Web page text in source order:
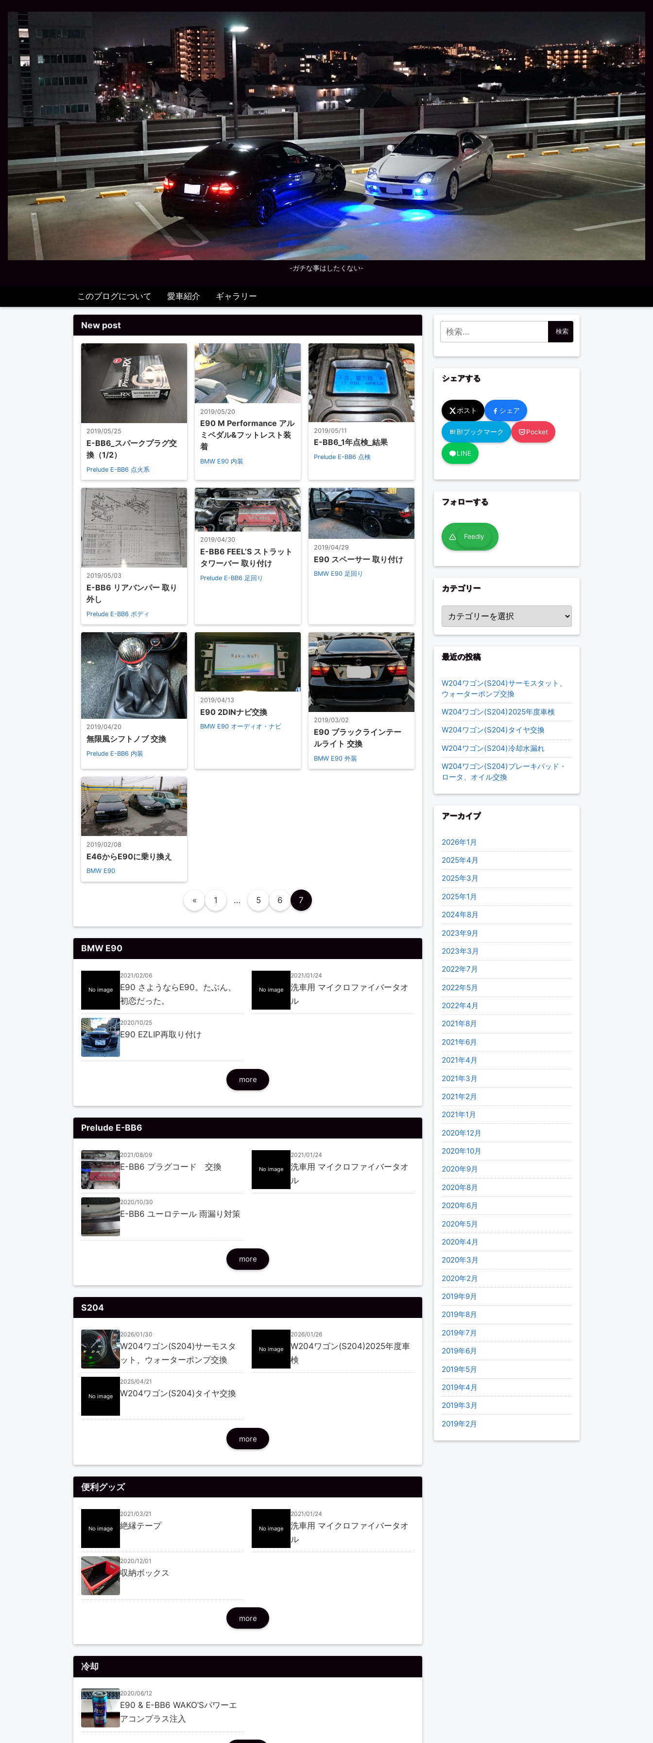
-ガチな事はしたくない-
このブログについて 愛車紹介 ギャラリー
New post
2019/05/25
E-BB6_スパークプラグ交
換（1/2）
Prelude E-BB6 点火系
2019/05/20
E90 M Performance アル
ミペダル&フットレスト装
着
BMW E90 内装
2019/05/11
E-BB6_1年点検_結果
Prelude E-BB6 点検
2019/05/03
E-BB6 リアバンパー 取り
外し
Prelude E-BB6 ボディ
2019/04/30
E-BB6 FEEL’S ストラット
タワーバー 取り付け
Prelude E-BB6 足回り
2019/04/29
E90 スペーサー 取り付け
BMW E90 足回り
2019/04/20
無限風シフトノブ 交換
Prelude E-BB6 内装
2019/04/13
E90 2DINナビ交換
BMW E90 オーディオ・ナビ
2019/03/02
E90 ブラックラインテー
ルライト 交換
BMW E90 外装
2019/02/08
E46からE90に乗り換え
BMW E90
« 1 … 5 6 7
BMW E90
No image
2021/02/06
E90 さようならE90。たぶん、
初恋だった。
No image
2021/01/24
洗車用 マイクロファイバータオ
ル
2020/10/25
E90 EZLIP再取り付け
more
Prelude E-BB6
2021/08/09
E-BB6 プラグコード 交換 No image
2021/01/24
洗車用 マイクロファイバータオ
ル
2020/10/30
E-BB6 ユーロテール 雨漏り対策
more
S204
2026/01/30
W204ワゴン(S204)サーモスタ
ット、ウォーターポンプ交換
No image
2026/01/26
W204ワゴン(S204)2025年度車
検
No image
2025/04/21
W204ワゴン(S204)タイヤ交換
more
便利グッズ
No image
2021/03/21
絶縁テープ No image
2021/01/24
洗車用 マイクロファイバータオ
ル
2020/12/01
収納ボックス
more
冷却
2020/06/12
E90 & E-BB6 WAKO’Sパワーエ
アコンプラス注入
検索:
シェアする
ポスト シェア
B! B!ブックマーク Pocket
LINE
フォローする
Feedly
カテゴリー
カテゴリー
最近の投稿
W204ワゴン(S204)サーモスタット、
ウォーターポンプ交換
W204ワゴン(S204)2025年度車検
W204ワゴン(S204)タイヤ交換
W204ワゴン(S204)冷却水漏れ
W204ワゴン(S204)ブレーキパッド・
ロータ、オイル交換
アーカイブ
2026年1月
2025年4月
2025年3月
2025年1月
2024年8月
2023年9月
2023年3月
2022年7月
2022年5月
2022年4月
2021年8月
2021年6月
2021年4月
2021年3月
2021年2月
2021年1月
2020年12月
2020年10月
2020年9月
2020年8月
2020年6月
2020年5月
2020年4月
2020年3月
2020年2月
2019年9月
2019年8月
2019年7月
2019年6月
2019年5月
2019年4月
2019年3月
2019年2月